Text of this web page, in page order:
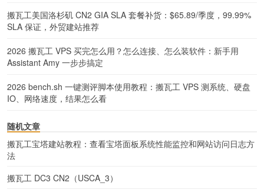
搬瓦工美国洛杉矶 CN2 GIA SLA 套餐补货：$65.89/季度，99.99%
SLA 保证，外贸建站推荐
2026 搬瓦工 VPS 买完怎么用？怎么连接、怎么装软件：新手用
Assistant Amy 一步步搞定
2026 bench.sh 一键测评脚本使用教程：搬瓦工 VPS 测系统、硬盘
IO、网络速度，结果怎么看
随机文章
搬瓦工宝塔建站教程：查看宝塔面板系统性能监控和网站访问日志方
法
搬瓦工 DC3 CN2（USCA_3）